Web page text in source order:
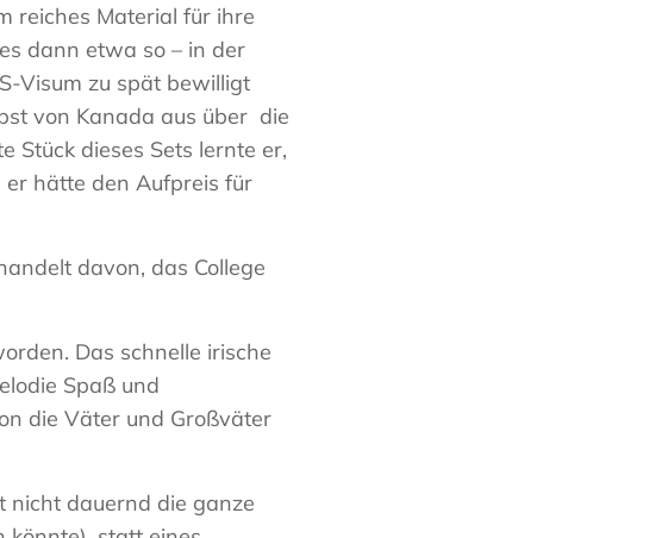
reiches Material für ihre
dann etwa so – in der
Visum zu spät bewilligt
von Kanada aus über die
Stück dieses Sets lernte er,
er hätte den Aufpreis für
davon, das College
Das schnelle irische
Spaß und
die Väter und Großväter
nicht dauernd die ganze